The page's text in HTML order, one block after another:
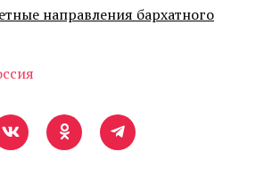
направления бархатного